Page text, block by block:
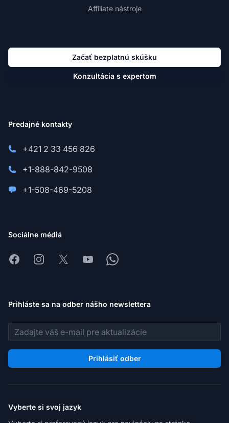
Affiliate nástroje
Začať bezplatnú skúšku
Konzultácia s expertom
Predajné kontakty
+421 2 33 456 826
+1-888-842-9508
+1-508-469-5208
Sociálne médiá
FacebookInstagram
X YoutubeWhatsapp
Prihláste sa na odber nášho newslettera
E-mailová adresa
Prihlásiť odber
Vyberte si svoj jazyk